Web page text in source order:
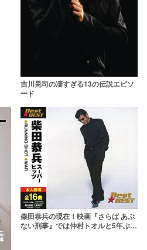
吉川晃司の凄すぎる13の伝説エピソ
ード
柴田恭兵の現在！映画『さらば あぶ
ない刑事』では仲村トオルと5年ぶり